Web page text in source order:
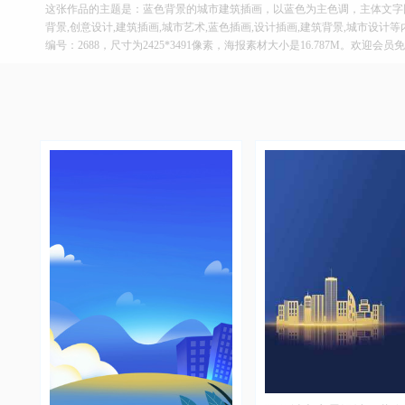
这张作品的主题是：蓝色背景的城市建筑插画，以蓝色为主色调，主体文
背景,创意设计,建筑插画,城市艺术,蓝色插画,设计插画,建筑背景,城市设计等
编号：2688，尺寸为2425*3491像素，海报素材大小是16.787M。欢迎会员